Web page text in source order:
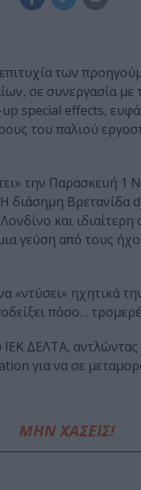
των
σε συνεργασία με
special effects,
του παλιού
την Παρασκευή 1
διάσημη
και
γεύση από τους
«ντύσει» ηχητικά
πόσο…
ΔΕΛΤΑ,
για να σε
ΜΗΝ ΧΑΣΕΙΣ!